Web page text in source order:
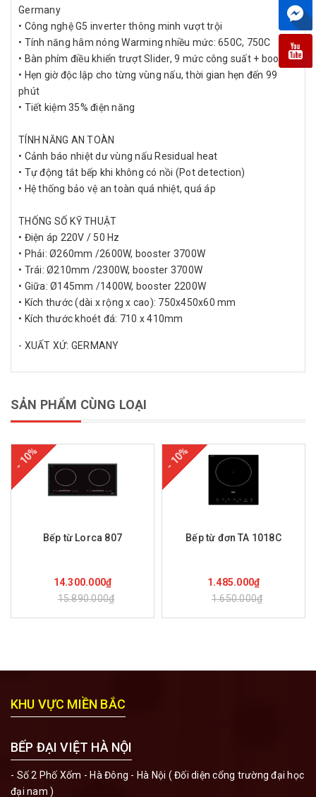
Germany
• Công nghệ G5 inverter thông minh vượt trội
• Tính năng hâm nóng Warming nhiều mức: 650C, 750C
• Bàn phím điều khiển trượt Slider, 9 mức công suất + booster
• Hẹn giờ độc lập cho từng vùng nấu, thời gian hẹn đến 99
phút
• Tiết kiệm 35% điện năng
TÍNH NĂNG AN TOÀN
• Cảnh báo nhiệt dư vùng nấu Residual heat
• Tự động tắt bếp khi không có nồi (Pot detection)
• Hệ thống bảo vệ an toàn quá nhiệt, quá áp
THỐNG SỐ KỸ THUẬT
• Điện áp 220V / 50 Hz
• Phải: Ø260mm /2600W, booster 3700W
• Trái: Ø210mm /2300W, booster 3700W
• Giữa: Ø145mm /1400W, booster 2200W
• Kích thước (dài x rộng x cao): 750x450x60 mm
• Kích thước khoét đá: 710 x 410mm
- XUẤT XỨ: GERMANY
SẢN PHẨM CÙNG LOẠI
- 10%
Bếp từ Lorca 807
14.300.000₫
15.890.000₫
- 10%
Bếp từ đơn TA 1018C
1.485.000₫
1.650.000₫
KHU VỰC MIỀN BẮC
BẾP ĐẠI VIỆT HÀ NỘI
- Số 2 Phố Xốm - Hà Đông - Hà Nội ( Đối diện cổng trường đại học
đại nam )